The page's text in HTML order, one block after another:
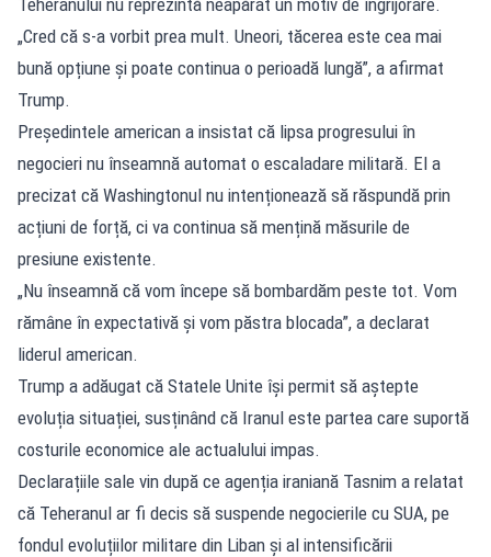
„Cred că s-a vorbit prea mult. Uneori, tăcerea este cea mai
bună opțiune și poate continua o perioadă lungă”, a afirmat
Trump.
Președintele american a insistat că lipsa progresului în
negocieri nu înseamnă automat o escaladare militară. El a
precizat că Washingtonul nu intenționează să răspundă prin
acțiuni de forță, ci va continua să mențină măsurile de
presiune existente.
„Nu înseamnă că vom începe să bombardăm peste tot. Vom
rămâne în expectativă și vom păstra blocada”, a declarat
liderul american.
Trump a adăugat că Statele Unite își permit să aștepte
evoluția situației, susținând că Iranul este partea care suportă
costurile economice ale actualului impas.
Declarațiile sale vin după ce agenția iraniană Tasnim a relatat
că Teheranul ar fi decis să suspende negocierile cu SUA, pe
fondul evoluțiilor militare din Liban și al intensificării